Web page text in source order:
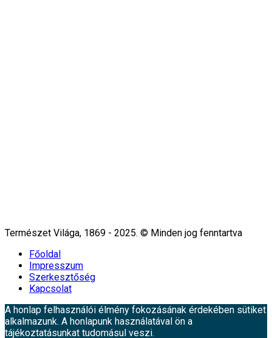
Természet Világa, 1869 - 2025. © Minden jog fenntartva
Főoldal
Impresszum
Szerkesztőség
Kapcsolat
A honlap felhasználói élmény fokozásának érdekében sütiket
alkalmazunk. A honlapunk használatával ön a
tájékoztatásunkat tudomásul veszi.